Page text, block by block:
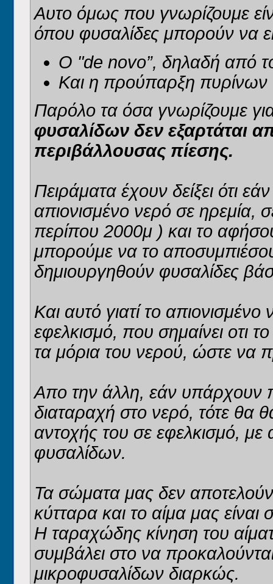
Αυτο όμως που γνωρίζουμε
όπου φυσαλίδες μπορούν να
Ο "de novo”, δηλαδή από
Και η προύπαρξη πυρίνων
Παρόλο τα όσα γνωρίζουμε
φυσαλίδων δεν εξαρτάται
περιβάλλουσας πίεσης.
Πειράματα έχουν δείξει ότι
απιονισμένο νερό σε ηρεμία,
περίπου 2000μ ) και το
μπορούμε να το
δημιουργηθούν φυσαλίδες
Kαι αυτό γιατί το
εφελκισμό, που σημαίνει οτι
τα μόρια του νερού, ώστε να
Απο την άλλη, εάν υπάρχουν
διαταραχή στο νερό, τότε θα
αντοχής του σε εφελκισμό, με
φυσαλίδων.
Τα σώματα μας δεν
κύτταρα και το αίμα μας είναι
Η ταραχώδης κίνηση του
συμβάλει στο να
μικροφυσαλίδων διαρκώς.